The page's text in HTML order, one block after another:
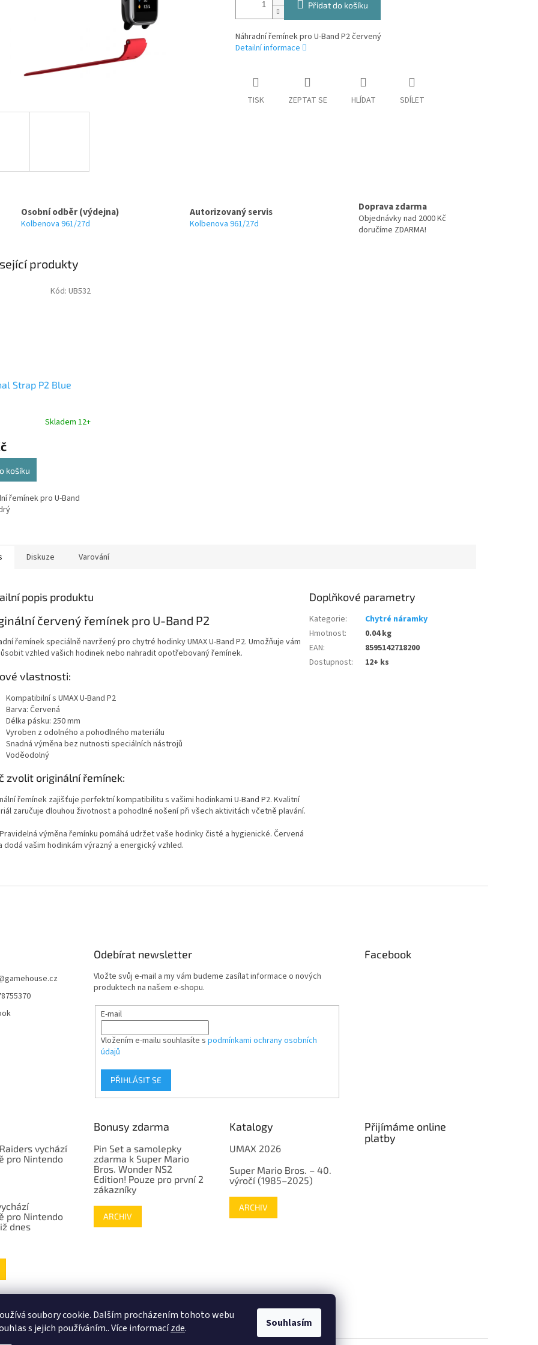
soubory cookie. Dalším procházením tohoto webu
s jejich používáním.. Více informacízde. Souhlasím
Přidat do košíku
Náhradní řemínek pro U-Band P2 červený
Detailní informace
TISK ZEPTAT SE HLÍDAT SDÍLET
Osobní odběr (výdejna)
Kolbenova 961/27d
Autorizovaný servis
Kolbenova 961/27d
Doprava zdarma
Objednávky nad 2000 Kč
doručíme ZDARMA!
produkty
Strap P2 Blue
Skladem 12+
košíku
řemínek pro U-Band
Kód: UB532
Diskuze Varování
popis produktu
červený řemínek pro U-Band P2
řemínek speciálně navržený pro chytré hodinky UMAX U-Band P2. Umožňuje vám
vzhled vašich hodinek nebo nahradit opotřebovaný řemínek.
vlastnosti:
Kompatibilní s UMAX U-Band P2
Barva: Červená
Délka pásku: 250 mm
Vyroben z odolného a pohodlného materiálu
Snadná výměna bez nutnosti speciálních nástrojů
Voděodolný
zvolit originální řemínek:
řemínek zajišťuje perfektní kompatibilitu s vašimi hodinkami U-Band P2. Kvalitní
zaručuje dlouhou životnost a pohodlné nošení při všech aktivitách včetně plavání.
Pravidelná výměna řemínku pomáhá udržet vaše hodinky čisté a hygienické. Červená
dodá vašim hodinkám výrazný a energický vzhled.
Doplňkové parametry
Kategorie:
Chytré náramky
Hmotnost:
0.04 kg
EAN:
8595142718200
Dostupnost: 12+ ks
gamehouse.cz
Odebírat newsletter
Vložte svůj e-mail a my vám budeme zasílat informace o nových
produktech na našem e-shopu.
E-mail
Vložením e-mailu souhlasíte s podmínkami ochrany osobních
údajů
PŘIHLÁSIT SE
Facebook
vychází
pro Nintendo
pro Nintendo
dnes
Bonusy zdarma
Pin Set a samolepky
zdarma k Super Mario
Bros. Wonder NS2
Edition! Pouze pro první 2
zákazníky
ARCHIV
Katalogy
UMAX 2026
Super Mario Bros. – 40.
výročí (1985–2025)
ARCHIV
Přijímáme online
platby
www.mojenintendo.cz www.boffin.cz www.autodrahy.cz www.fleg.cz